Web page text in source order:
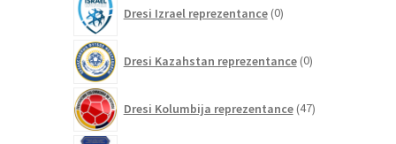
Dresi Izrael reprezentance 0izdelkov
Dresi Kazahstan reprezentance 0izdelkov
Dresi Kolumbija reprezentance 47izdelkov